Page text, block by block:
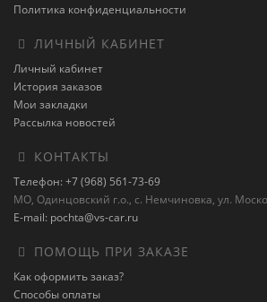
Политика конфиденциальности
ЛИЧНЫЙ КАБИНЕТ
Личный кабинет
История заказов
Мои закладки
Рассылка новостей
КОНТАКТЫ
Телефон: +7 (968) 561-73-69
МО, Одинцовский г.о., с. Немчиновка, ул.
E-mail: pochta@vs-car.ru
ПОМОЩЬ ПРИ ЗАКАЗЕ
Как оформить заказ?
Способы оплаты